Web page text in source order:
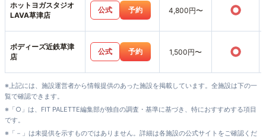
ホットヨガスタジオ
LAVA草津店
公式 予約 4,800円〜 ○
ボディーズ近鉄草津
店
公式 予約 1,500円〜 ○
※上記には、施設運営者から情報提供のあった施設を掲載しています。全施設は下の一
覧で確認できます。
※「○」は、FIT PALETTE編集部が独自の調査・基準に基づき、特におすすめする項目
です。
※「－」は未提供を示すものではありません。詳細は各施設の公式サイトをご確認くだ